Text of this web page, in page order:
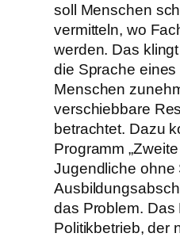
soll Menschen
vermitteln, wo
werden. Das
die Sprache
Menschen
verschiebbare
betrachtet. Dazu
Programm
Jugendliche ohne
das Problem. Das
Politikbetrieb, der